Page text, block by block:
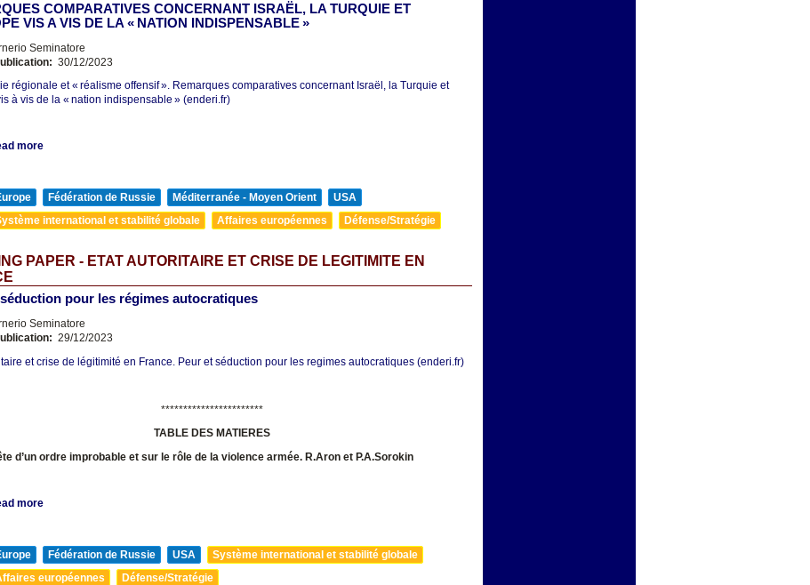
COMPARATIVES CONCERNANT ISRAËL, LA TURQUIE ET
VIS A VIS DE LA « NATION INDISPENSABLE »
Seminatore
30/12/2023
régionale et « réalisme offensif ». Remarques comparatives concernant Israël, la Turquie et
à vis de la « nation indispensable » (enderi.fr)
more
Fédération de Russie Méditerranée - Moyen Orient
USA
international et stabilité globale
Affaires européennes Défense/Stratégie
PAPER - ETAT AUTORITAIRE ET CRISE DE LEGITIMITE EN
séduction pour les régimes autocratiques
Seminatore
29/12/2023
et crise de légitimité en France. Peur et séduction pour les regimes autocratiques (enderi.fr)
***********************
TABLE DES MATIERES
d’un ordre improbable et sur le rôle de la violence armée. R.Aron et P.A.Sorokin
more
Fédération de Russie USA
Système international et stabilité globale
européennes
Défense/Stratégie